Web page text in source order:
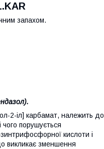
запахом.
2-іл] карбамат, належить до
чого порушується
кислоти і
викликає зменшення